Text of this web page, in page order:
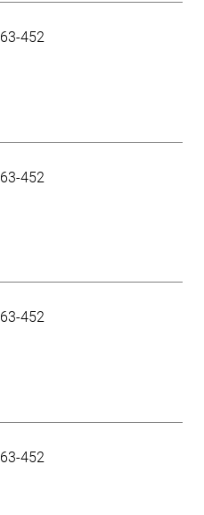
452
452
452
452